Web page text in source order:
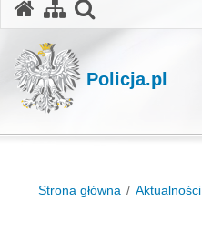
Policja.pl
Strona główna Aktualności